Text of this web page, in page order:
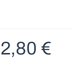
2,80 €